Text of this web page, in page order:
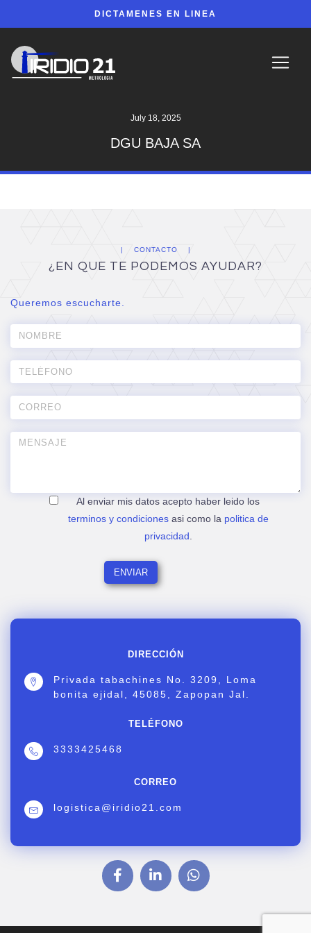
DICTAMENES EN LINEA
July 18, 2025
DGU BAJA SA
DIRECCIÓN
Privada tabachines No. 3209, Loma
bonita ejidal, 45085, Zapopan Jal.
TELÉFONO
3333425468
CORREO
logistica@iridio21.com
CONTACTO
¿EN QUE TE PODEMOS AYUDAR?
Queremos escucharte.
Al enviar mis datos acepto haber leido los
terminos y condicionesasi como la politica de
privacidad